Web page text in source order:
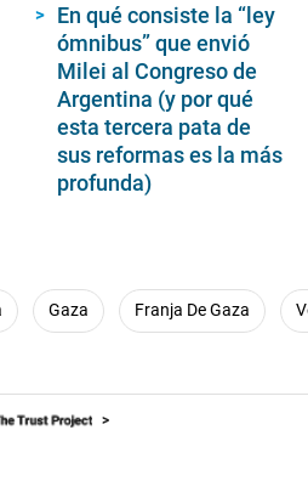
En qué consiste la “ley
ómnibus” que envió
Milei al Congreso de
Argentina (y por qué
esta tercera pata de
sus reformas es la más
profunda)
Gaza Franja De Gaza